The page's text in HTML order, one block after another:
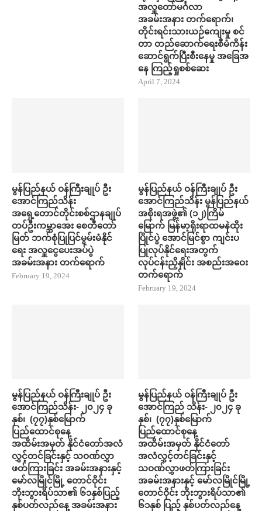
အလှူတော်မင်္ဂလာ
အခမ်းအနား တက်​ရောက်၊
တိုင်းရင်းသားယဉ်ကျေးမှု စင်
တာ တည်​ဆောက်​ရေးစီမံကိန်း ​
ဆောင်ရွက်ပြီးစီး​နေမှု အ​ခြေအ​
နေ ကြည့်ရှုစစ်​ဆေး
April 7, 2024
မွန်ပြည်နယ် ဝန်ကြီးချုပ် ဦး​
အောင်ကြည်သိန်း
အရှေ့တောင်တိုင်းစစ်ဌာနချုပ်
တပ်ဦးကမ္ဘာ​အေး စေတီ​တော်
မြတ် ဘက်စုံပြုပြင်မွမ်းမံနိုင်​
ရေး အလှူ​ငွေ​ပေးအပ်ပွဲ
အခမ်းအနား တက်​ရောက်
February 19, 2024
မွန်ပြည်နယ် ဝန်ကြီးချုပ် ဦး​
အောင်ကြည်သိန်း မွန်ပြည်နယ်
အစိုးရအဖွဲ့၏ (၁၂)ကြိမ်
မြောက် မြန်မာ့ရိုးရာထမနဲထိုး
ပြိုင်ပွဲ အောင်မြင်စွာ ကျင်းပ
ပြုလုပ်နိုင်ရေးအတွက်
လုပ်ငန်းညှိနှိုင်း အစည်းအဝေး
တက်​ရောက်
February 19, 2024
မွန်ပြည်နယ် ဝန်ကြီးချုပ် ဦး
အောင်ကြည်သိန်း- ၂၀၂၄ ခု
နှစ်၊ (၇၇)နှစ်မြောက်
ပြည်ထောင်စုနေ့
အထိမ်းအမှတ် နိုင်ငံတော်အလံ
လွှင့်တင်ခြင်းနှင့် သဝဏ်လွှာ
ဖတ်ကြားခြင်း အခမ်းအနားနှင့်
မော်လမြိုင်မြို့ တောင်ဝိုင်း
ဘိုးဘွားရိပ်သာ၏ ၆၁နှစ်ပြည့်
နှစ်ပတ်လည်နေ့ အခမ်းအနား
မွန်ပြည်နယ် ဝန်ကြီးချုပ် ဦး
အောင်ကြည် သိန်း- ၂၀၂၄ ခု
နှစ်၊ (၇၇)နှစ်မြောက်
ပြည်ထောင်စုနေ့
အထိမ်းအမှတ် နိုင်ငံတော်
အလံလွှင့်တင်ခြင်းနှင့်
သဝဏ်လွှာဖတ်ကြားခြင်း
အခမ်းအနားနှင့် မော်လမြိုင်မြို့
တောင်ဝိုင်း ဘိုးဘွားရိပ်သာ၏
၆၁နှစ် ပြည့် နှစ်ပတ်လည်နေ့